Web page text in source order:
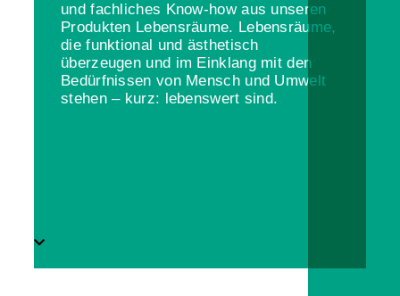
und fachliches Know-how aus unseren
Produkten Lebensräume. Lebensräume,
die funktional und ästhetisch
überzeugen und im Einklang mit den
Bedürfnissen von Mensch und Umwelt
stehen – kurz: lebenswert sind.